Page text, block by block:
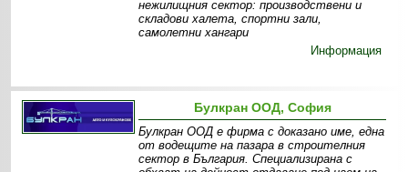
нежилищния сектор: производствени и
складови халета, спортни зали,
самолетни хангари
Информация
Булкран ООД, София
Булкран ООД е фирма с доказано име, една
от водещите на пазара в строителния
сектор в България. Специализирана с